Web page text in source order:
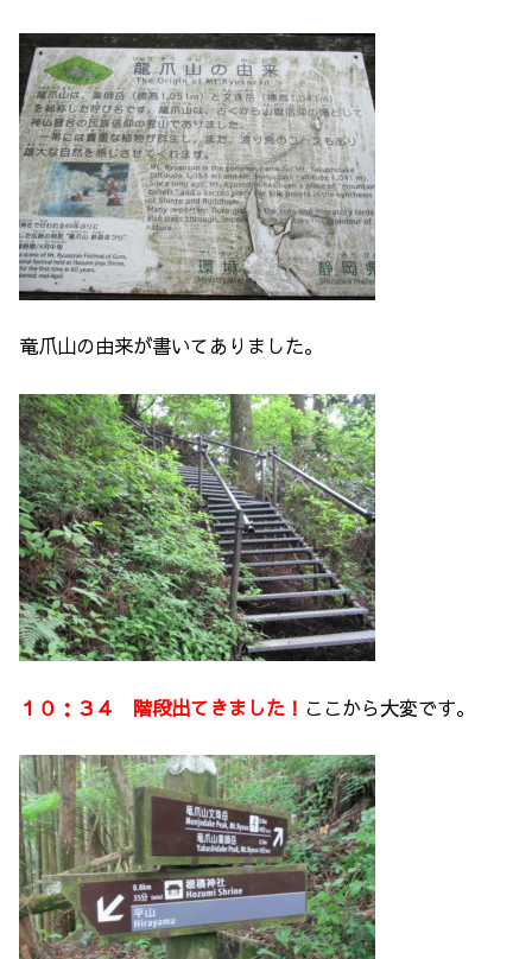
竜爪山の由来が書いてありました。
１０：３４ 階段出てきました！ ここから大変です。